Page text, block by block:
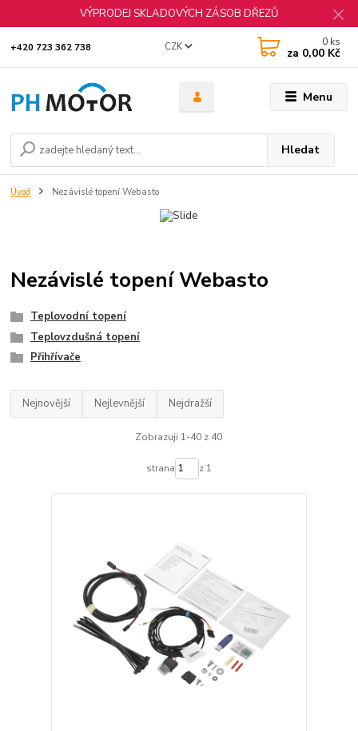
VÝPRODEJ SKLADOVÝCH ZÁSOB DŘEZŮ
Menu
CZK
Hledat
+420 723 362 738 0 ks
za 0,00 Kč
Úvod Nezávislé topení Webasto
Nezávislé topení Webasto
Teplovodní topení
Teplovzdušná topení
Přihřívače
Nejnovější Nejlevnější Nejdražší
Zobrazuji 1-40 z 40
strana z 1